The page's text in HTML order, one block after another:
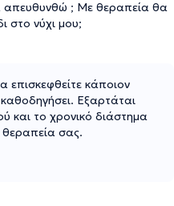
απευθυνθώ ; Με θεραπεία θα
στο νύχι μου;
κάποιον
Εξαρτάται
και το χρονικό διάστημα
σας.